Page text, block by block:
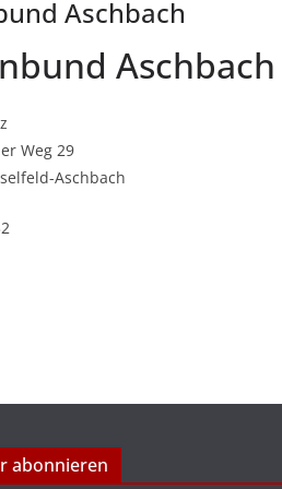
Aschbach
Aschbach
Weg 29
Aschbach
abonnieren